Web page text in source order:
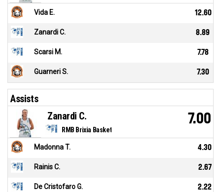
Vida E. 12.60
Zanardi C. 8.89
Scarsi M. 7.78
Guarneri S. 7.30
Assists
RMB Brixia Basket
Zanardi C. 7.00
Madonna T. 4.30
Rainis C. 2.67
De Cristofaro G. 2.22